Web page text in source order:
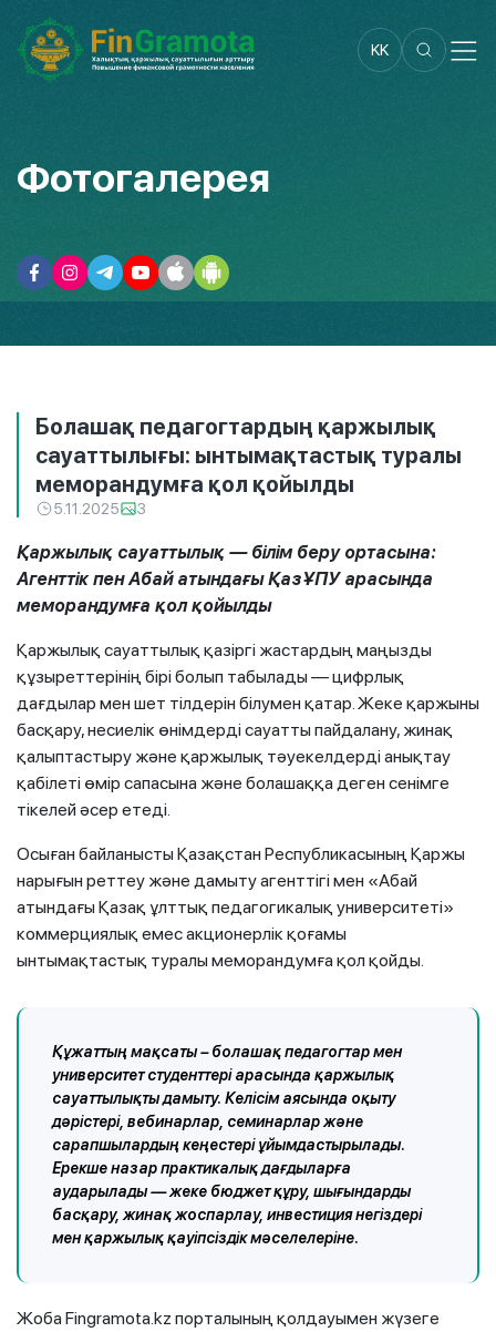
KK
Фотогалерея
Болашақ педагогтардың қаржылық
сауаттылығы: ынтымақтастық туралы
меморандумға қол қойылды
5.11.2025 3
Қаржылық сауаттылық — білім беру ортасына:
Агенттік пен Абай атындағы ҚазҰПУ арасында
меморандумға қол қойылды
Қаржылық сауаттылық қазіргі жастардың маңызды
құзыреттерінің бірі болып табылады — цифрлық
дағдылар мен шет тілдерін білумен қатар. Жеке қаржыны
басқару, несиелік өнімдерді сауатты пайдалану, жинақ
қалыптастыру және қаржылық тәуекелдерді анықтау
қабілеті өмір сапасына және болашаққа деген сенімге
тікелей әсер етеді.
Осыған байланысты Қазақстан Республикасының Қаржы
нарығын реттеу және дамыту агенттігі мен «Абай
атындағы Қазақ ұлттық педагогикалық университеті»
коммерциялық емес акционерлік қоғамы
ынтымақтастық туралы меморандумға қол қойды.
Құжаттың мақсаты – болашақ педагогтар мен
университет студенттері арасында қаржылық
сауаттылықты дамыту. Келісім аясында оқыту
дәрістері, вебинарлар, семинарлар және
сарапшылардың кеңестері ұйымдастырылады.
Ерекше назар практикалық дағдыларға
аударылады — жеке бюджет құру, шығындарды
басқару, жинақ жоспарлау, инвестиция негіздері
мен қаржылық қауіпсіздік мәселелеріне.
Жоба Fingramota.kz порталының қолдауымен жүзеге